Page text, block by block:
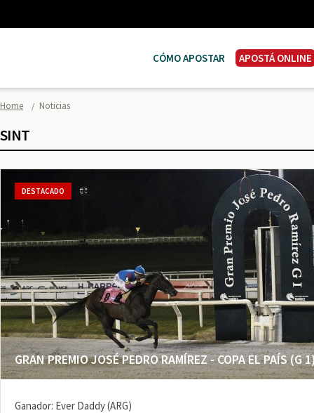
CÓMO APOSTAR APOSTÁ ONLINE
Home Noticias
SINT
GRAN PREMIO JOSÉ PEDRO RAMÍREZ - COPA EL PAÍS (G
DESTACADO
Ganador: Ever Daddy (ARG)